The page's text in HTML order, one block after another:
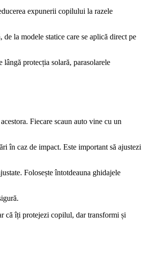
expunerii copilului la razele
la modele statice care se aplică direct pe
protecția solară, parasolarele
Fiecare scaun auto vine cu un
în caz de impact. Este important să ajustezi
Folosește întotdeauna ghidajele
că îți protejezi copilul, dar transformi și